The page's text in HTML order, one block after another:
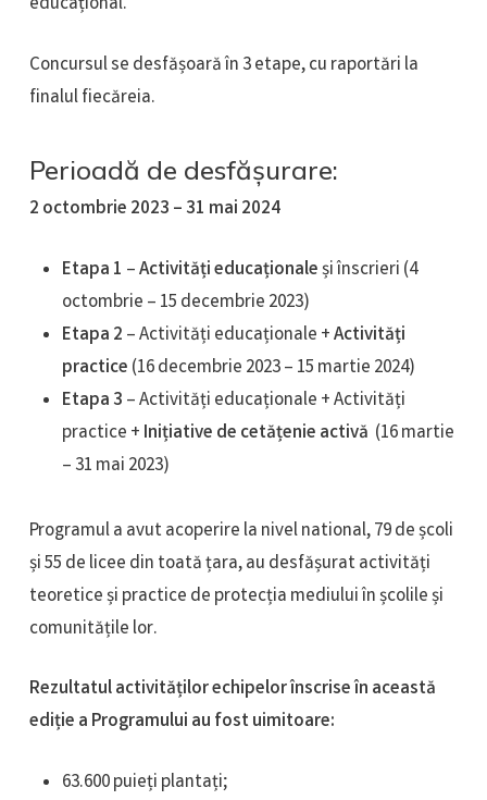
Concursul se desfășoară în 3 etape, cu raportări la
finalul fiecăreia.​
Perioadă de desfășurare:​
2 octombrie 2023 – 31 mai 2024
Etapa 1 –Activități educaționaleși înscrieri ​(4
octombrie – 15 decembrie 2023) ​
Etapa 2 – Activități educaționale +Activități
practice ​ (16 decembrie 2023 – 15 martie 2024)​
Etapa 3 – Activități educaționale + Activități
practice + Inițiative de cetățenie activă (16 martie
– 31 mai 2023)
Programul a avut acoperire la nivel national, 79 de școli
și 55 de licee din toată țara, au desfășurat activități
teoretice și practice de protecția mediului în școlile și
comunitățile lor.
Rezultatul activităților echipelor înscrise în această
ediție a Programului au fost uimitoare:
63.600 puieți plantați;